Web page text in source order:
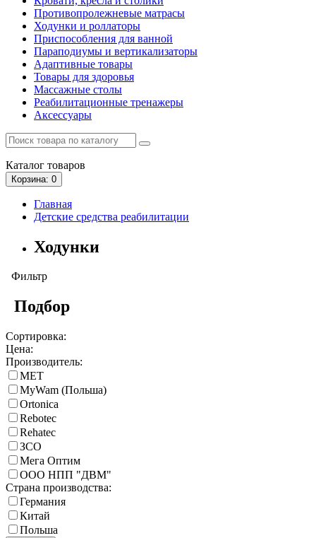
Противопролежневые матрасы
Ходунки и роллаторы
Приспособления для ванной
Параподиумы и вертикализаторы
Адаптивные товары
Товары для здоровья
Массажные столы
Реабилитационные тренажеры
Аксессуары
Каталог товаров
Корзина: 0
Главная
Детские средства реабилитации
Ходунки
Фильтр
Подбор
Сортировка:
Цена:
Производитель:
MET
MyWam (Польша)
Ortonica
Rebotec
Rehatec
ЗСО
Мега Оптим
ООО НПП "ДВМ"
Страна производства:
Германия
Китай
Польша